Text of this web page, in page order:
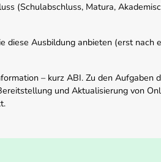
(Schulabschluss, Matura,
diese Ausbildung anbieten (erst nach
– kurz ABI. Zu den Aufgaben
und Aktualisierung von